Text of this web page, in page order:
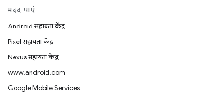
मदद पाएं
Android सहायता केंद्र
Pixel सहायता केंद्र
Nexus सहायता केंद्र
www.android.com
Google Mobile Services